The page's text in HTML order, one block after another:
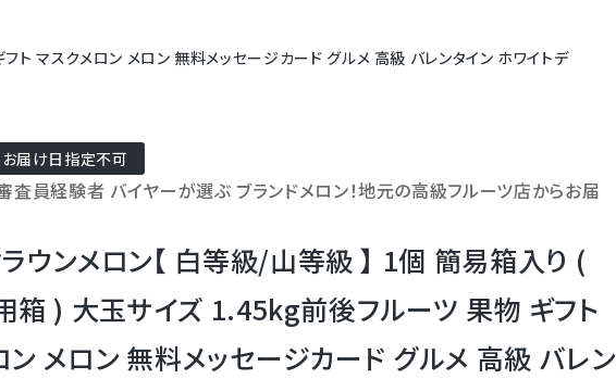
マスクメロン メロン 無料メッセージカード グルメ 高級 バレンタイン ホワイトデ
お届け日指定不可
査員経験者 バイヤーが選ぶ ブランドメロン！地元の高級フルーツ店からお届
ウンメロン【 白等級/山等級 】 1個 簡易箱入り (
箱 ) 大玉サイズ 1.45kg前後フルーツ 果物 ギフト
ン メロン 無料メッセージカード グルメ 高級 バレン